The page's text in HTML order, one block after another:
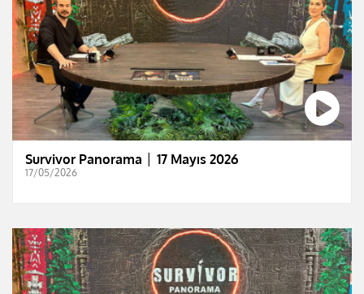
Survivor Panorama │ 17 Mayıs 2026
17/05/2026